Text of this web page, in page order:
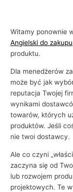
Witamy ponownie
Angielski do zakupu
produktu.
Dla menedżerów
może być jak
reputacja Twojej
wynikami
towarów, których
produktów. Jeśli
nie twoi dostawcy.
Ale co czyni
zaczyna się od
lub rozwojem
projektowych. Te